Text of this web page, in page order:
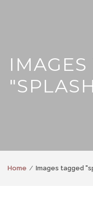
Home Images tagged